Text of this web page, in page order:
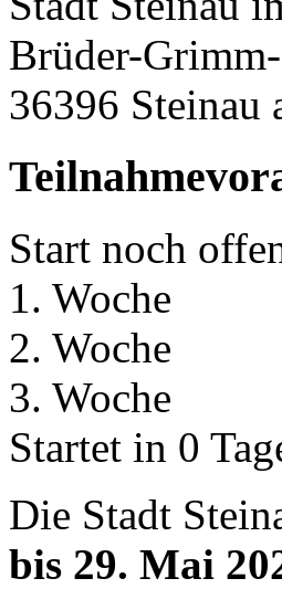
Brüder-
36396 Steinau
Start noch
1. Woche
2. Woche
3. Woche
Startet in 0
Die Stadt
bis 29. Mai